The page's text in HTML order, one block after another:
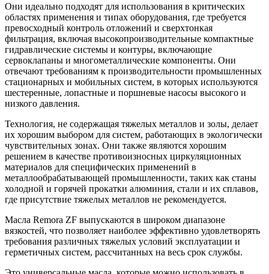
Они идеально подходят для использования в критических
областях применения и типах оборудования, где требуется
превосходный контроль отложений и сверхтонкая
фильтрация, включая высокопроизводительные компактные
гидравлические системы и контуры, включающие
сервоклапаны и многометаллические компоненты. Они
отвечают требованиям к производительности промышленных
стационарных и мобильных систем, в которых используются
шестеренные, лопастные и поршневые насосы высокого и
низкого давления.
Технология, не содержащая тяжелых металлов и золы, делает
их хорошим выбором для систем, работающих в экологически
чувствительных зонах. Они также являются хорошим
решением в качестве противоизносных циркуляционных
материалов для специфических применений в
металлообрабатывающей промышленности, таких как станы
холодной и горячей прокатки алюминия, стали и их сплавов,
где присутствие тяжелых металлов не рекомендуется.
Масла Remora ZF выпускаются в широком диапазоне
вязкостей, что позволяет наиболее эффективно удовлетворять
требования различных тяжелых условий эксплуатации и
герметичных систем, рассчитанных на весь срок службы.